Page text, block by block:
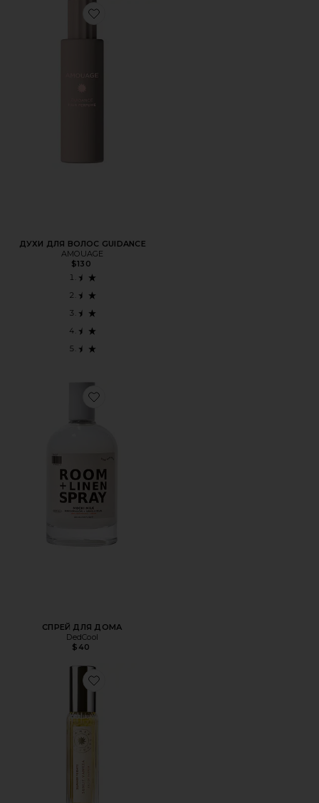
Favorite ДУХИ ДЛЯ ВОЛОС GUIDANCE
ДУХИ ДЛЯ ВОЛОС GUIDANCE
AMOUAGE
$130
Favorite СПРЕЙ ДЛЯ ДОМА
СПРЕЙ ДЛЯ ДОМА
DedCool
$40
Favorite НЕЖНЫЙ АРОМАТ SUNLIT VANILLA